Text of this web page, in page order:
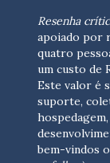
Resenha
apoiado por
quatro
um custo de
Este valor é
suporte,
bem-vindos